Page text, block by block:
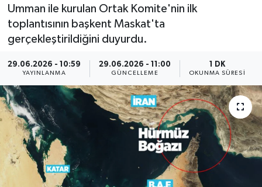
Umman ile kurulan Ortak Komite'nin ilk
toplantısının başkent Maskat'ta
gerçekleştirildiğini duyurdu.
29.06.2026 - 10:59
YAYINLANMA
29.06.2026 - 11:00
GÜNCELLEME
1 DK
OKUNMA SÜRESI
Gizlilik Sözleşmesi
Hakkımızda
İletişim
Künye
Yasal Uyarı
BITCOIN
Yapay Zeka